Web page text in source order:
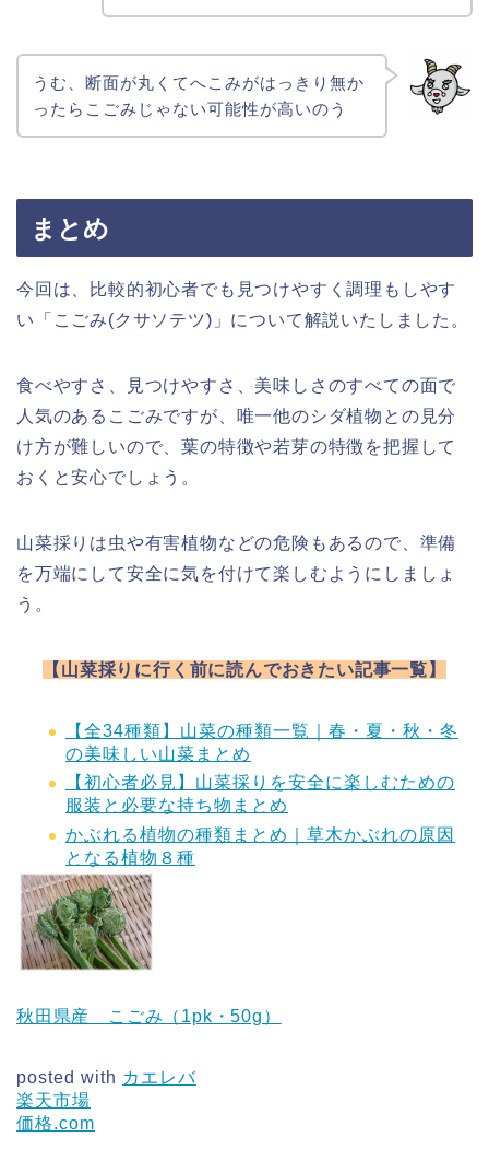
うむ、断面が丸くてへこみがはっきり無か
ったらこごみじゃない可能性が高いのう
まとめ
今回は、比較的初心者でも見つけやすく調理もしやす
い「こごみ(クサソテツ)」について解説いたしました。
食べやすさ、見つけやすさ、美味しさのすべての面で
人気のあるこごみですが、唯一他のシダ植物との見分
け方が難しいので、葉の特徴や若芽の特徴を把握して
おくと安心でしょう。
山菜採りは虫や有害植物などの危険もあるので、準備
を万端にして安全に気を付けて楽しむようにしましょ
う。
【山菜採りに行く前に読んでおきたい記事一覧】
【全34種類】山菜の種類一覧｜春・夏・秋・冬
の美味しい山菜まとめ
【初心者必見】山菜採りを安全に楽しむための
服装と必要な持ち物まとめ
かぶれる植物の種類まとめ｜草木かぶれの原因
となる植物８種
秋田県産 こごみ（1pk・50g）
posted with カエレバ
楽天市場
価格.com